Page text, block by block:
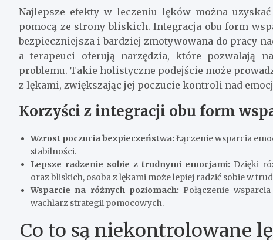
Najlepsze efekty w leczeniu lęków można
pomocą ze strony bliskich. Integracja obu form
bezpieczniejsza i bardziej zmotywowana do pracy
a terapeuci oferują narzędzia, które pozwalają
problemu. Takie holistyczne podejście może
z lękami, zwiększając jej poczucie kontroli nad
Korzyści z integracji obu form
Wzrost poczucia bezpieczeństwa: Łączenie wsparcia
stabilności.
Lepsze radzenie sobie z trudnymi emocjami: Dzięki
oraz bliskich, osoba z lękami może lepiej radzić sobie w
Wsparcie na różnych poziomach: Połączenie
wachlarz strategii pomocowych.
Co to są niekontrolowane